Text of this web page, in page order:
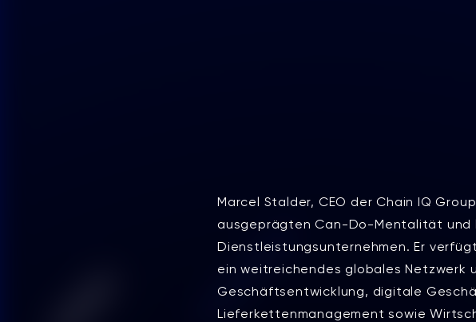
Marcel Stalder, CEO der Chain IQ
ausgeprägten Can-Do-Mentalität und
Dienstleistungsunternehmen. Er
ein weitreichendes globales Netzwerk
Geschäftsentwicklung, digitale
Lieferkettenmanagement sowie